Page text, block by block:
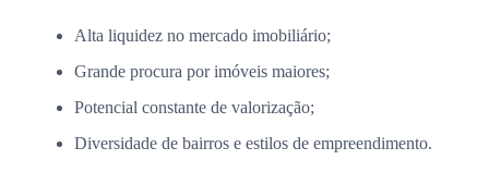
Alta liquidez no mercado imobiliário;
Grande procura por imóveis maiores;
Potencial constante de valorização;
Diversidade de bairros e estilos de empreendimento.